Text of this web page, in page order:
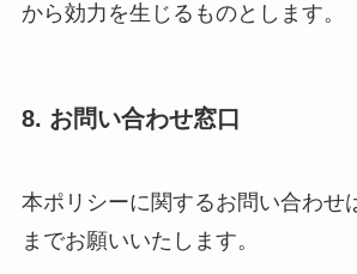
から効力を生じるものとします。
8. お問い合わせ窓口
本ポリシーに関するお問い合わせ
までお願いいたします。